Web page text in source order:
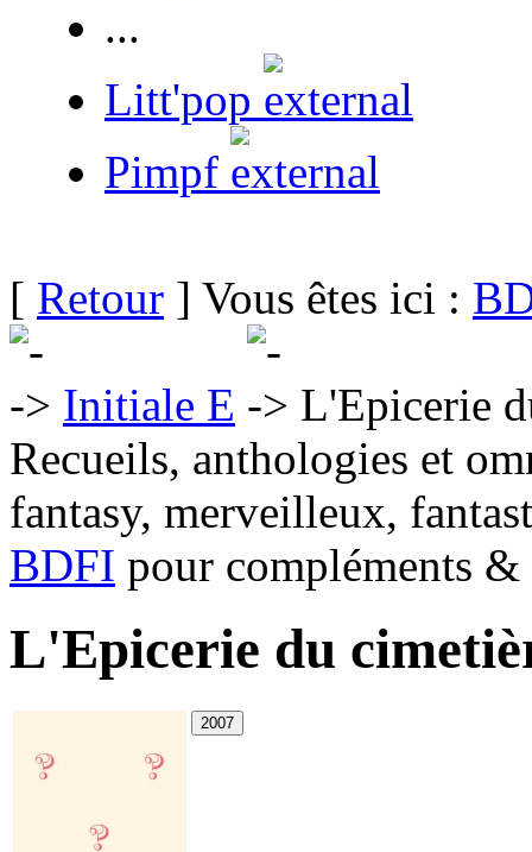
...
Litt'pop
Pimpf
[ Retour ] Vous êtes ici :
Initiale E
L'Epicerie
Recueils, anthologies et
fantasy, merveilleux,
BDFI pour compléments
L'Epicerie du